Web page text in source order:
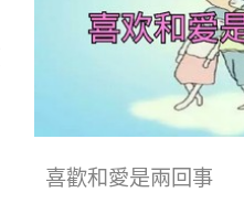
喜歡和愛是兩回事